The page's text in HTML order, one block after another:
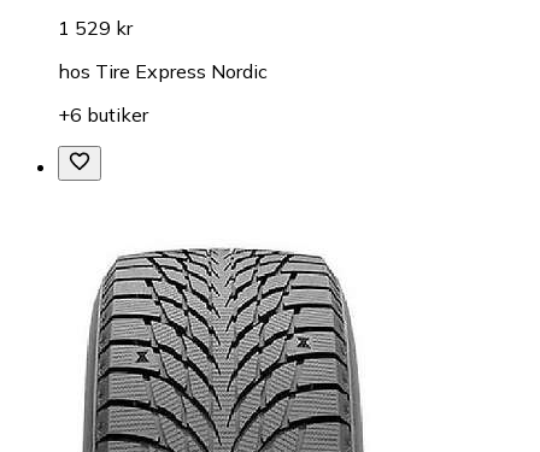
1 529 kr
hos Tire Express Nordic
+6 butiker